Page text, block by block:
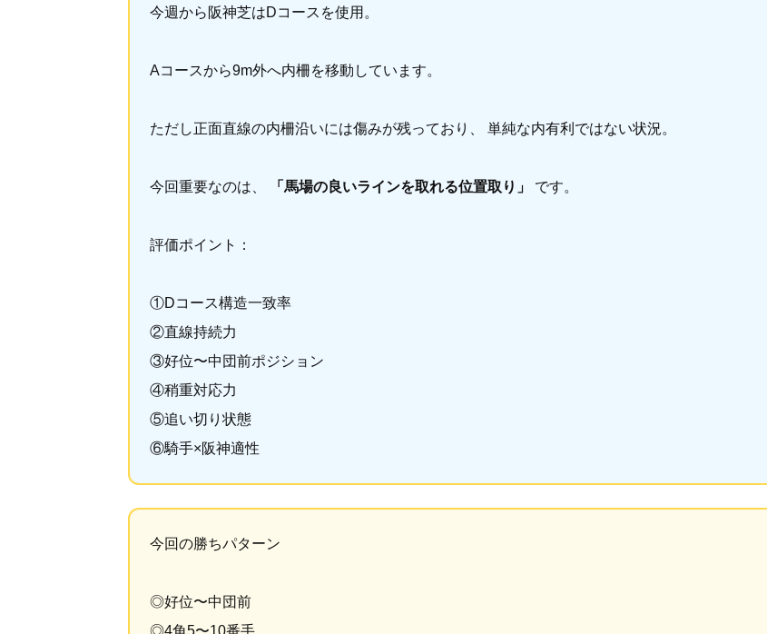
今週から阪神芝はDコースを使用。
Aコースから9m外へ内柵を移動しています。
ただし正面直線の内柵沿いには傷みが残っており、 単純な内有利ではない状況。
今回重要なのは、 「馬場の良いラインを取れる位置取り」 です。
評価ポイント：
①Dコース構造一致率
②直線持続力
③好位〜中団前ポジション
④稍重対応力
⑤追い切り状態
⑥騎手×阪神適性
今回の勝ちパターン
◎好位〜中団前
◎4角5〜10番手